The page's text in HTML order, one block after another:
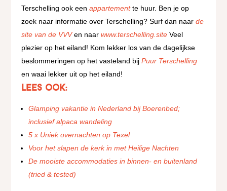
Terschelling ook eenappartementte huur. Ben je op
zoek naar informatie over Terschelling? Surf dan naarde
site van de VVVen naarwww.terschelling.site Veel
plezier op het eiland! Kom lekker los van de dagelijkse
beslommeringen op het vasteland bijPuur Terschelling
en waai lekker uit op het eiland!
Lees ook:
Glamping vakantie in Nederland bij Boerenbed;
inclusief alpaca wandeling
5 x Uniek overnachten op Texel
Voor het slapen de kerk in met Heilige Nachten
De mooiste accommodaties in binnen- en buitenland
(tried & tested)